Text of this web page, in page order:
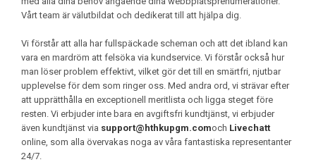
Vårt team är välutbildat och dedikerat till att hjälpa dig.
Vi förstår att alla har fullspäckade scheman och att det ibland kan
vara en mardröm att felsöka via kundservice. Vi förstår också hur
man löser problem effektivt, vilket gör det till en smärtfri, njutbar
upplevelse för dem som ringer oss. Med andra ord, vi strävar efter
att upprätthålla en exceptionell meritlista och ligga steget före
resten. Vi erbjuder inte bara en avgiftsfri kundtjänst, vi erbjuder
även kundtjänst via support@hthkupgm.comoch Livechatt
online, som alla övervakas noga av våra fantastiska representanter
24/7.